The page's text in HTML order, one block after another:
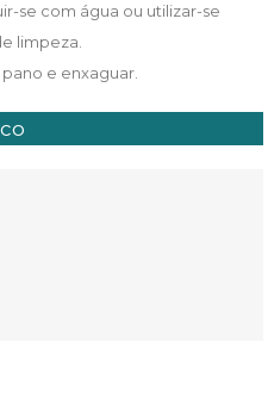
se com água ou utilizar-se
limpeza.
e enxaguar.